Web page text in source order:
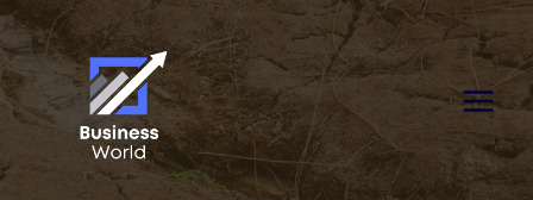
Skip
to
content